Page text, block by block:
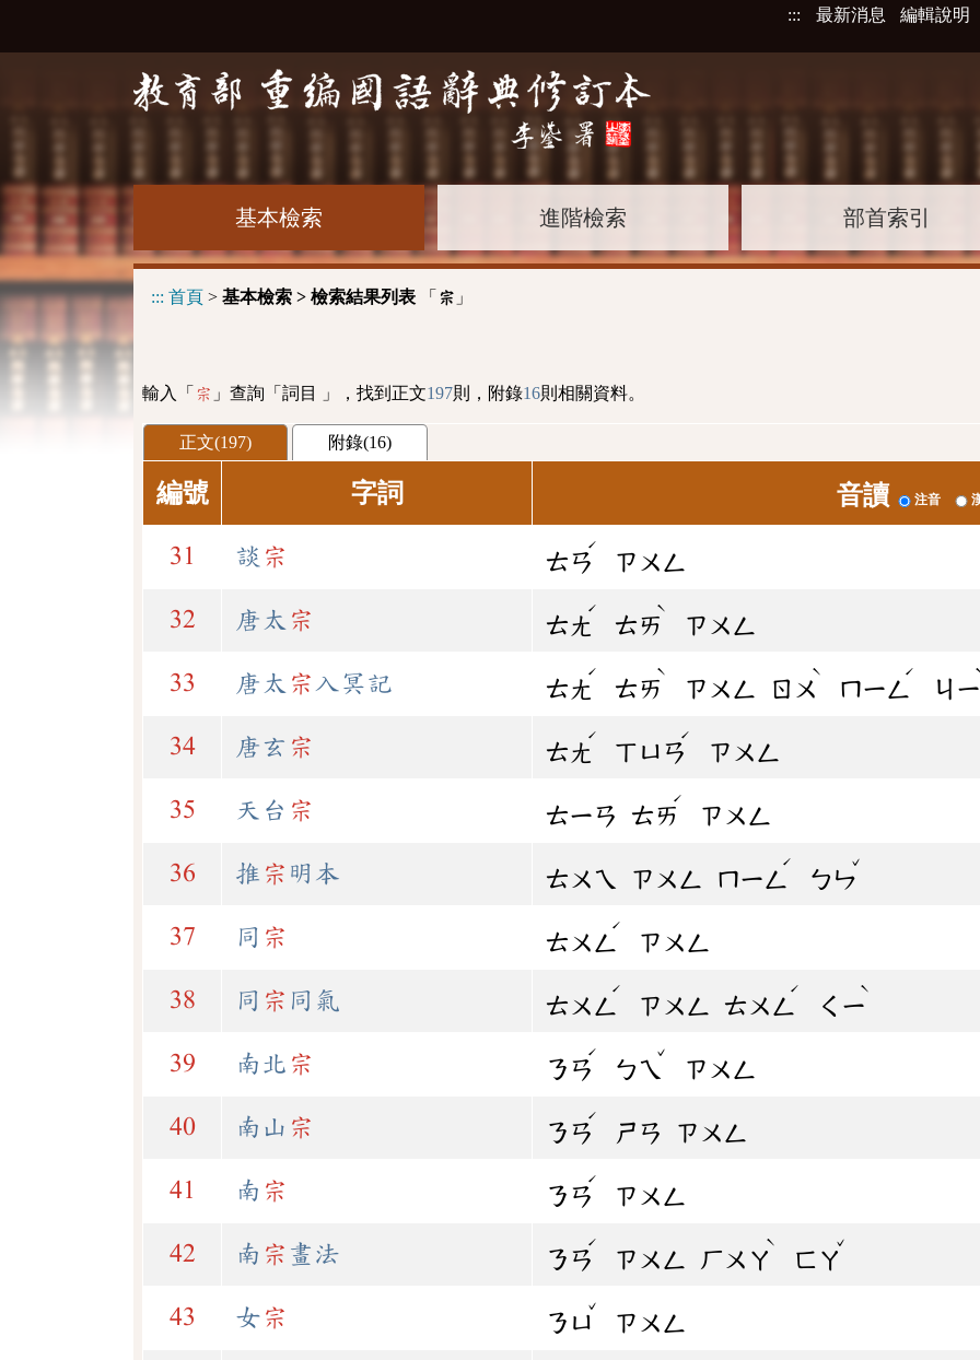
::: 最新消息 編輯說明
基本檢索 進階檢索 部首索引
::: 首頁 > 基本檢索 > 檢索結果列表 「 宗 」
輸入「 宗 」查詢「詞目 」，找到正文197則，附錄16則相關資料。
正文(197) 附錄(16)
編號 字詞 音讀 注音
31 談 宗 ㄊㄢ
ˊ
ㄗㄨㄥ
32 唐太 宗 ㄊㄤ
ˊ
ㄊㄞ
ˋ
ㄗㄨㄥ
33 唐太 宗入冥記 ㄊㄤ
ˊ
ㄊㄞ
ˋ
ㄗㄨㄥ ㄖㄨ
ˋ
ㄇㄧㄥ
ˊ
ㄐㄧ
34 唐玄 宗 ㄊㄤ
ˊ
ㄒㄩㄢ
ˊ
ㄗㄨㄥ
35 天台 宗 ㄊㄧㄢ ㄊㄞ
ˊ
ㄗㄨㄥ
36 推 宗 明本 ㄊㄨㄟ ㄗㄨㄥ ㄇㄧㄥ
ˊ
ㄅㄣ
ˇ
37 同 宗 ㄊㄨㄥ
ˊ
ㄗㄨㄥ
38 同 宗 同氣 ㄊㄨㄥ
ˊ
ㄗㄨㄥ ㄊㄨㄥ
ˊ
ㄑㄧ
ˋ
39 南北 宗 ㄋㄢ
ˊ
ㄅㄟ
ˇ
ㄗㄨㄥ
40 南山 宗 ㄋㄢ
ˊ
ㄕㄢ ㄗㄨㄥ
41 南 宗 ㄋㄢ
ˊ
ㄗㄨㄥ
42 南 宗 畫法 ㄋㄢ
ˊ
ㄗㄨㄥ ㄏㄨㄚ
ˋ
ㄈㄚ
ˇ
43 女 宗 ㄋㄩ
ˇ
ㄗㄨㄥ